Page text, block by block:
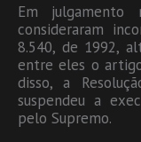
Em julgamento
consideraram
8.540, de 1992,
entre eles o
disso, a
suspendeu a
pelo Supremo.